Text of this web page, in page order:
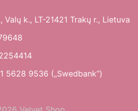
Valų k., LT-21421 Trakų r., Lietuva
5628 9536 („Swedbank“)